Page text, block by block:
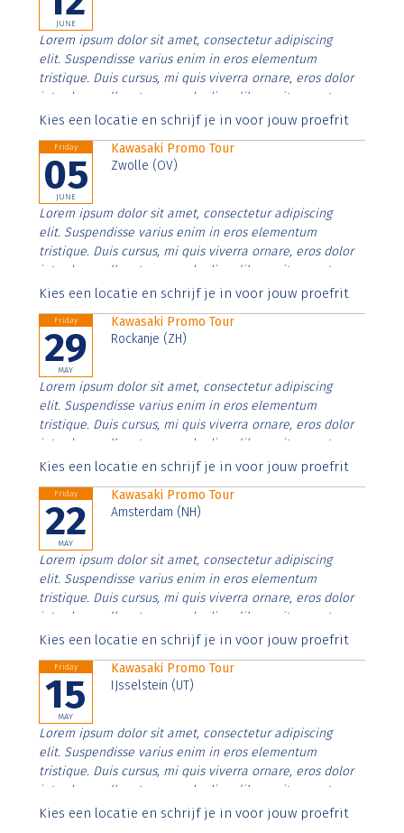
JUNE
Lorem ipsum dolor sit amet, consectetur adipiscing
elit. Suspendisse varius enim in eros elementum
tristique. Duis cursus, mi quis viverra ornare, eros dolor
interdum nulla, ut commodo diam libero vitae erat.
Aenean faucibus nibh et justo cursus id rutrum lorem
Kies een locatie en schrijf je in voor jouw proefrit
Friday
05
JUNE
Kawasaki Promo Tour
Zwolle (OV)
Lorem ipsum dolor sit amet, consectetur adipiscing
elit. Suspendisse varius enim in eros elementum
tristique. Duis cursus, mi quis viverra ornare, eros dolor
interdum nulla, ut commodo diam libero vitae erat.
Aenean faucibus nibh et justo cursus id rutrum lorem
Kies een locatie en schrijf je in voor jouw proefrit
Friday
29
MAY
Kawasaki Promo Tour
Rockanje (ZH)
Lorem ipsum dolor sit amet, consectetur adipiscing
elit. Suspendisse varius enim in eros elementum
tristique. Duis cursus, mi quis viverra ornare, eros dolor
interdum nulla, ut commodo diam libero vitae erat.
Aenean faucibus nibh et justo cursus id rutrum lorem
Kies een locatie en schrijf je in voor jouw proefrit
Friday
22
MAY
Kawasaki Promo Tour
Amsterdam (NH)
Lorem ipsum dolor sit amet, consectetur adipiscing
elit. Suspendisse varius enim in eros elementum
tristique. Duis cursus, mi quis viverra ornare, eros dolor
interdum nulla, ut commodo diam libero vitae erat.
Aenean faucibus nibh et justo cursus id rutrum lorem
Kies een locatie en schrijf je in voor jouw proefrit
Friday
15
MAY
Kawasaki Promo Tour
IJsselstein (UT)
Lorem ipsum dolor sit amet, consectetur adipiscing
elit. Suspendisse varius enim in eros elementum
tristique. Duis cursus, mi quis viverra ornare, eros dolor
interdum nulla, ut commodo diam libero vitae erat.
Aenean faucibus nibh et justo cursus id rutrum lorem
Kies een locatie en schrijf je in voor jouw proefrit